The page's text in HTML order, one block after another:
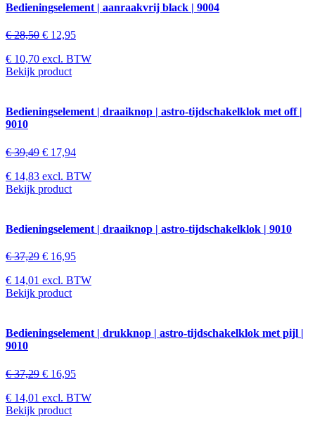
Bedieningselement | aanraakvrij black | 9004
€28,50 € 12,95
€ 10,70 excl. BTW
Bekijk product
Bedieningselement | draaiknop | astro-tijdschakelklok met off |
9010
€39,49 € 17,94
€ 14,83 excl. BTW
Bekijk product
Bedieningselement | draaiknop | astro-tijdschakelklok | 9010
€37,29 € 16,95
€ 14,01 excl. BTW
Bekijk product
Bedieningselement | drukknop | astro-tijdschakelklok met pijl |
9010
€37,29 € 16,95
€ 14,01 excl. BTW
Bekijk product